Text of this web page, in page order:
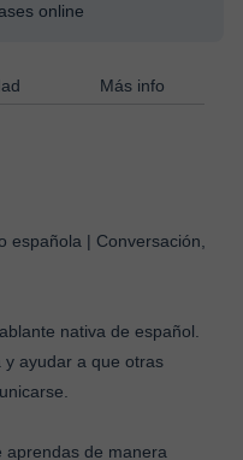
online
Más info
española | Conversación,
nativa de español.
y ayudar a que otras
aprendas de manera